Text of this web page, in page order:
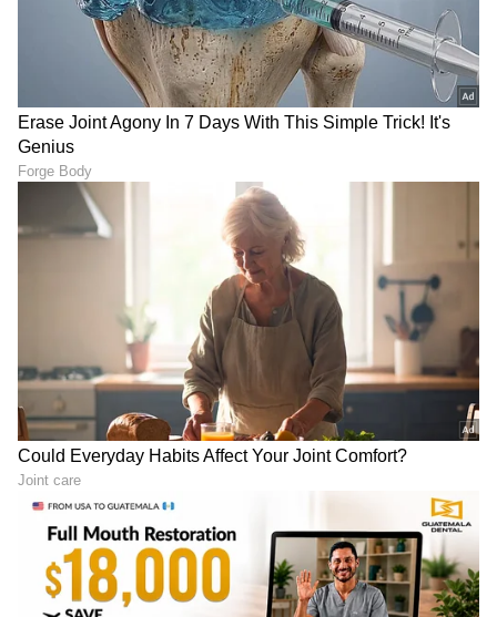
ಮಾನ್ಸೂನ್ ಬಂದ ಕೂಡಲೇ, ಇನ್ನೂ ಅನೇಕ ರೋಗಗಳು
ಬರುತ್ತವೆ. ಈ ರೋಗಗಳನ್ನು ತಪ್ಪಿಸಲು, ಮಾನ್ಸೂನ್ ನಲ್ಲಿ
ಸೂಪ್ ಕುಡಿಯುವುದು ಆರೋಗ್ಯಕರವಾಗಿದೆ.ತರಕಾರಿ
ಸೂಪ್ಕುಡಿಯೋದ್ರಿಂದ ರೋಗ ನಿರೋದಕ ಶಕ್ತಿ
(immunity power) ಹೆಚ್ಚುತ್ತೆ ಯಾವುದೇ ರೋಗವು
ಬಾರದಂತೆ ತಡೆಯುತ್ತೆ.
LATEST VIDEOS